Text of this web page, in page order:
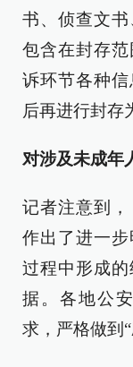
书、侦查文
包含在封存
诉环节各种
后再进行封存
对涉及未成年
记者注意到
作出了进一
过程中形成
据。各地公
求，严格做到“